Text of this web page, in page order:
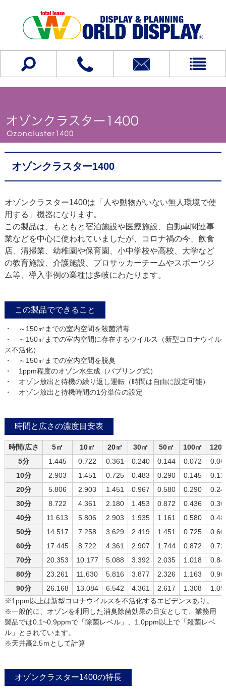
オゾンクラスター1400
オゾンクラスター1400は「人や動物がいない無人環境で使
用する」機器になります。
この製品は、もともと宿泊施設や医療施設、自動車関連事
業などを中心に使われていましたが、コロナ禍の今、飲食
店、清掃業、幼稚園や保育園、小中学校や高校、大学など
の教育施設、介護施設、プロサッカーチームやスポーツジ
ム等、導入事例の業種は多岐にわたります。
この製品でできること
・ ～150㎡までの室内空間を殺菌消毒
・ ～150㎡までの室内空間に存在するウイルス（新型コロナウイル
ス不活化）
・ ～150㎡までの室内空間を脱臭
・ 1ppm程度のオゾン水生成（バブリング式）
・ オゾン放出と待機の繰り返し運転（時間は自由に設定可能）
・ オゾン放出と待機時間の1分単位の設定
時間と広さの濃度目安表
時間/広さ 5㎡ 10㎡ 20㎡ 30㎡ 50㎡ 100㎡
120
5分
1.445 0.722 0.361 0.240 0.144 0.072
10分
2.903 1.451 0.725 0.483 0.290 0.145
20分
5.806 2.903 1.451 0.967 0.580 0.290
30分
8.722 4.361 2.180 1.453 0.872 0.436
40分
11.613 5.806 2.903 1.935 1.161 0.580
50分
14.517 7.258 3.629 2.419 1.451 0.725
60分
17.445 8.722 4.361 2.907 1.744 0.872
70分
20.353 10.177 5.088 3.392 2.035 1.018
80分
23.261 11.630 5.816 3.877 2.326 1.163
90分
26.168 13.084 6.542 4.361 2.617 1.308
※1ppm以上は新型コロナウイルスを不活化するエビデンスあり。
※一般的に、オゾンを利用した消臭除菌効果の目安として、業務用
製品では0.1~0.9ppmで「除菌レベル」、1.0ppm以上で「殺菌レベ
ル」とされています。
※天井高2.5ｍとして計算
オゾンクラスター1400の特長